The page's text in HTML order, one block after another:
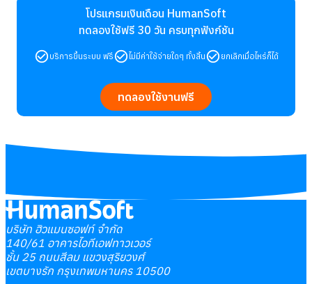
โปรแกรมเงินเดือน HumanSoft
ทดลองใช้ฟรี 30 วัน ครบทุกฟังก์ชัน
บริการขึ้นระบบ ฟรี ไม่มีค่าใช้จ่ายใดๆ ทั้งสิ้น ยกเลิกเมื่อไหร่ก็ได้
ทดลองใช้งานฟรี
บริษัท ฮิวแมนซอฟท์ จำกัด
140/61 อาคารไอทีเอฟทาวเวอร์
ชั้น 25 ถนนสีลม แขวงสุริยวงศ์
เขตบางรัก กรุงเทพมหานคร 10500